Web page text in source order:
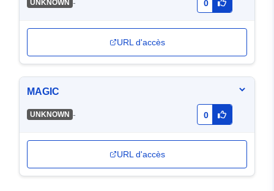
UNKNOWN - 0
URL d'accès
MAGIC
UNKNOWN - 0
URL d'accès